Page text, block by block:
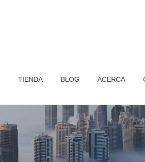
TIENDA BLOG ACERCA